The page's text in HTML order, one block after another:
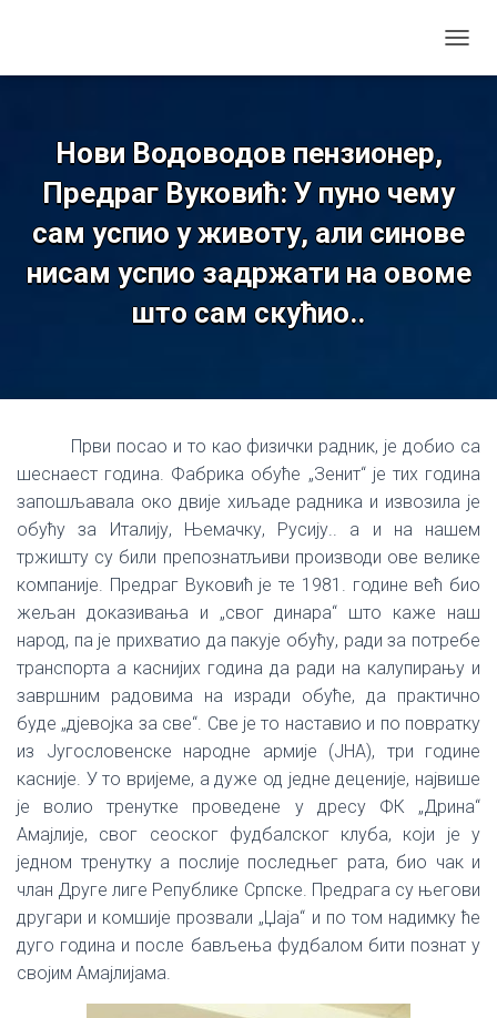
Нови Водоводов пензионер,
Предраг Вуковић: У пуно чему
сам успио у животу, али синове
нисам успио задржати на овоме
што сам скућио..
Први посао и то као физички радник, је добио са
шеснаест година. Фабрика обуће „Зенит“ је тих година
запошљавала око двије хиљаде радника и извозила је
обућу за Италију, Њемачку, Русију.. а и на нашем
тржишту су били препознатљиви производи ове велике
компаније. Предраг Вуковић је те 1981. године већ био
жељан доказивања и „свог динара“ што каже наш
народ, па је прихватио да пакује обућу, ради за потребе
транспорта а каснијих година да ради на калупирању и
завршним радовима на изради обуће, да практично
буде „дјевојка за све“. Све је то наставио и по повратку
из Југословенске народне армије (ЈНА), три године
касније. У то вријеме, а дуже од једне деценије, највише
је волио тренутке проведене у дресу ФК „Дрина“
Амајлије, свог сеоског фудбалског клуба, који је у
једном тренутку а послије последњег рата, био чак и
члан Друге лиге Републике Српске. Предрага су његови
другари и комшије прозвали „Џаја“ и по том надимку ће
дуго година и после бављења фудбалом бити познат у
својим Амајлијама.